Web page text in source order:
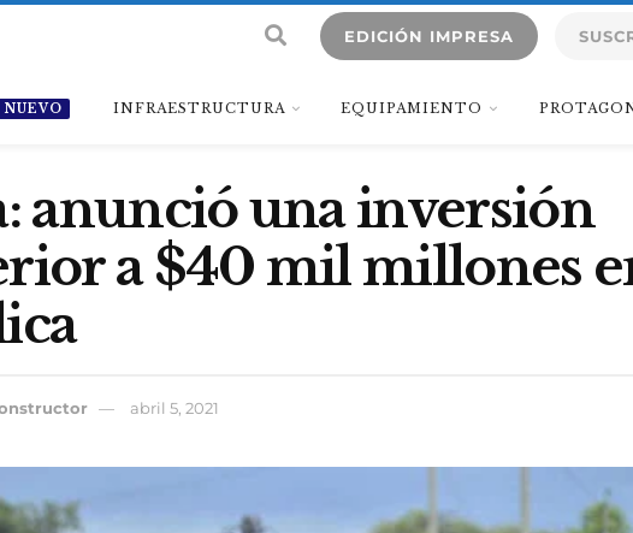
EDICIÓN IMPRESA
NUEVO INFRAESTRUCTURA EQUIPAMIENTO
anunció una inversión
a $40 mil millones
abril 5, 2021